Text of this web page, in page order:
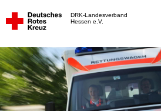
DRK-Landesverband
Hessen e.V.